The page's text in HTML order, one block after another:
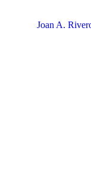
Joan A.